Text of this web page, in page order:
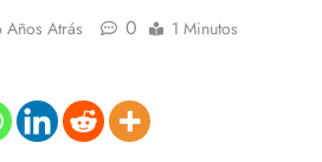
Años Atrás 0 1 Minutos